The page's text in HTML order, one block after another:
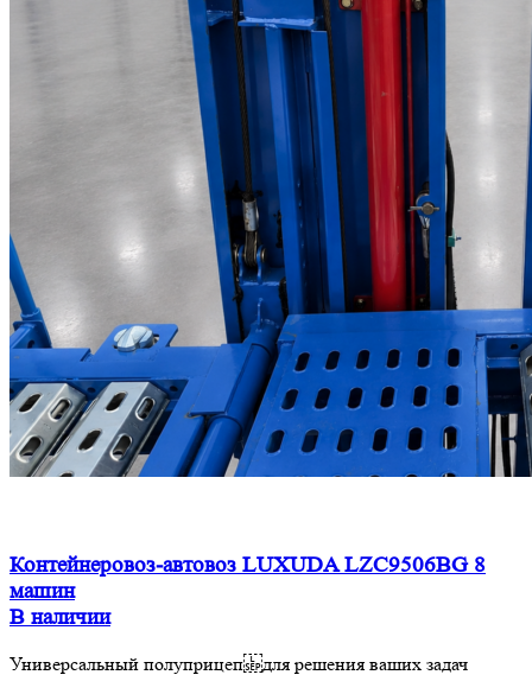
Контейнеровоз-автовоз LUXUDA LZC9506BG 8
машин
В наличии
Универсальный полуприцеп для решения ваших задач